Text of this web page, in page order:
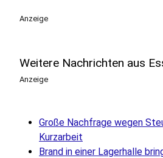
Anzeige
Weitere Nachrichten aus
Anzeige
Große Nachfrage wegen
Kurzarbeit
Brand in einer Lagerhalle